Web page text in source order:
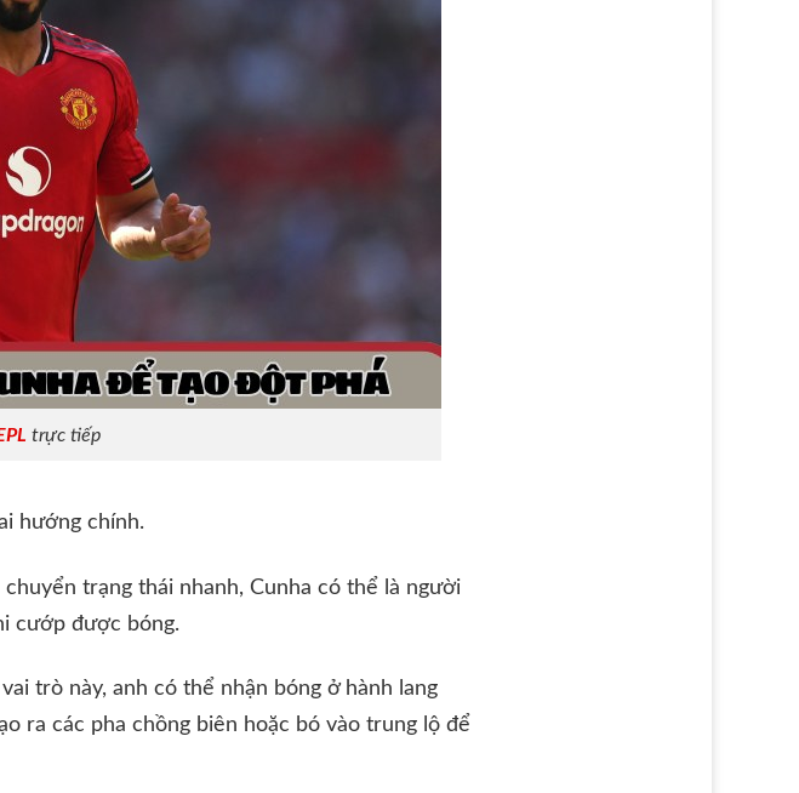
trực tiếp
hướng chính.
trạng thái nhanh, Cunha có thể là người
cướp được bóng.
trò này, anh có thể nhận bóng ở hành lang
ra các pha chồng biên hoặc bó vào trung lộ để